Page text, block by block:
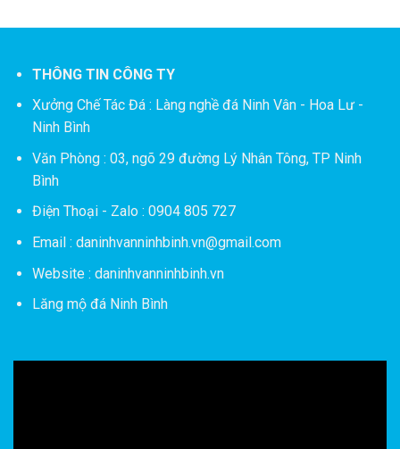
THÔNG TIN CÔNG TY
Xưởng Chế Tác Đá : Làng nghề đá Ninh Vân - Hoa Lư -
Ninh Bình
Văn Phòng : 03, ngõ 29 đường Lý Nhân Tông, TP Ninh
Bình
Điện Thoại - Zalo : 0904 805 727
Email : daninhvanninhbinh.vn@gmail.com
Website : daninhvanninhbinh.vn
Lăng mộ đá Ninh Bình